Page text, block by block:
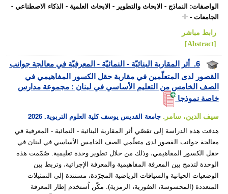
الواصفات: النماذج - الابحاث والتطوير - الابحاث العلمية - الذكاء الاصطناعي -
الجامعات -
رابط مباشر
[Abstract]
6. أثر المقاربة البنائيّة - النمائيّة - المعرفيّة في معالجة جوانب
القصور لدى المتعلّمين في مقاربة حقل الكسور المفاهيمي في
الصف الخامس من التعليم الأساسي في لبنان : مجموعة مدارس
خاصة نموذجا
سيف الدين، سامر.جامعة القديس يوسف كلية العلوم التربوية.2026
هدفت هذه الدراسة إلى تقصّي أثر المقاربة البنائية - النمائية - المعرفية في
معالجة جوانب القصور لدى متعلّمي الصف الخامس الأساسي في لبنان في
حقل الكسور المفاهيمي، وذلك من خلال تطوير وحدة تعليمية. صُمّمت هذه
الوحدة لتدمج بين المعرفة المفاهيمية والمعرفة الإجرائية، وتربط بين
الوضعيات الحياتية والسياقات الرياضية المجرّدة، مستندة إلى التمثيلات
المتعددة (المحسوسة، الصُورية، الرمزية). مكّن اُستخدم إطار المعرفة